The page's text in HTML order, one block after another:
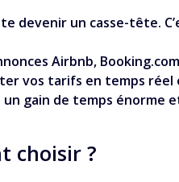
un casse-tête.
Airbnb,
vos tarifs en temps
gain de temps énorme
choisir ?